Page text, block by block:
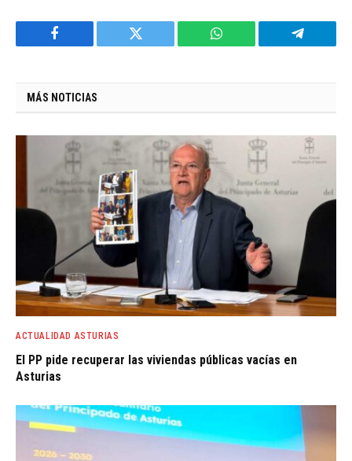
Facebook Twitter WhatsApp Telegram
MÁS NOTICIAS
ACTUALIDAD ASTURIAS
El PP pide recuperar las viviendas públicas vacías en
Asturias